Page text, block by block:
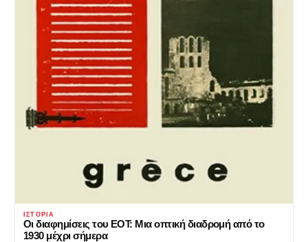
ΙΣΤΟΡΊΑ
Οι διαφημίσεις του ΕΟΤ: Μια οπτική διαδρομή από το
1930 μέχρι σήμερα